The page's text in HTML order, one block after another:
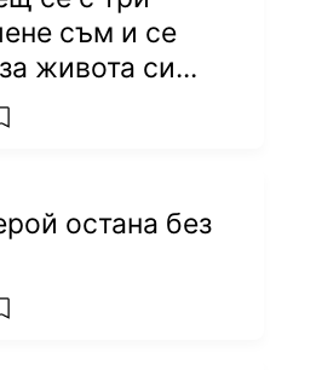
съм и се
живота си...
add favorites
остана без
add favorites